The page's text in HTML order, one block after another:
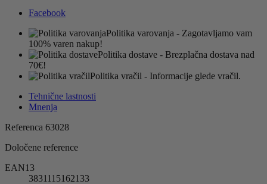
Facebook
Politika varovanja - Zagotavljamo vam
100% varen nakup!
Politika dostave - Brezplačna dostava nad
70€!
Politika vračil - Informacije glede vračil.
Tehnične lastnosti
Mnenja
Referenca 63028
Določene reference
EAN13
3831115162133